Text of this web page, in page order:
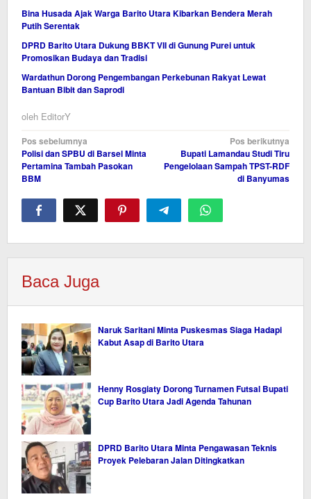
Bina Husada Ajak Warga Barito Utara Kibarkan Bendera Merah
Putih Serentak
DPRD Barito Utara Dukung BBKT VII di Gunung Purei untuk
Promosikan Budaya dan Tradisi
Wardathun Dorong Pengembangan Perkebunan Rakyat Lewat
Bantuan Bibit dan Saprodi
oleh EditorY
Navigasi
pos
Pos sebelumnya
Polisi dan SPBU di Barsel Minta
Pertamina Tambah Pasokan
BBM
Pos berikutnya
Bupati Lamandau Studi Tiru
Pengelolaan Sampah TPST-RDF
di Banyumas
Baca Juga
Naruk Saritani Minta Puskesmas Siaga Hadapi
Kabut Asap di Barito Utara
Henny Rosgiaty Dorong Turnamen Futsal Bupati
Cup Barito Utara Jadi Agenda Tahunan
DPRD Barito Utara Minta Pengawasan Teknis
Proyek Pelebaran Jalan Ditingkatkan